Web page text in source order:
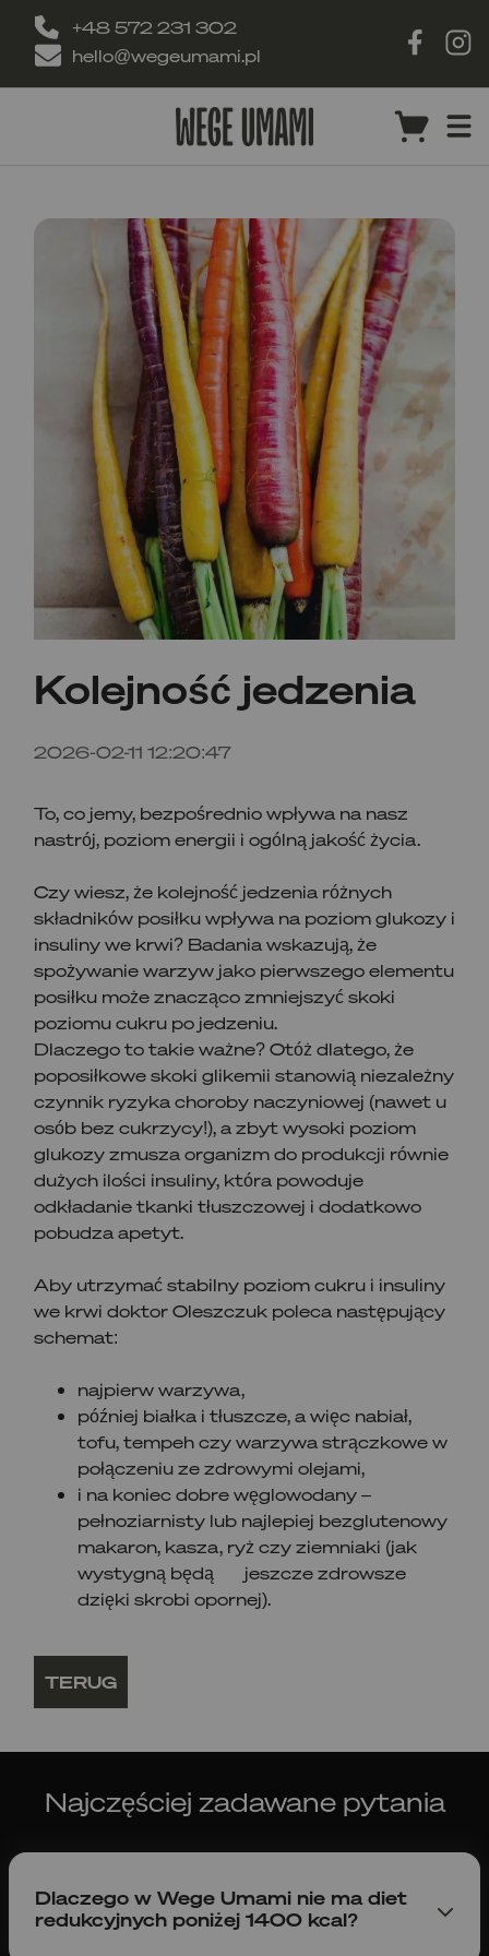
+48 572 231 302
hello@wegeumami.pl
Kolejność jedzenia
2026-02-11 12:20:47
To, co jemy, bezpośrednio wpływa na nasz
nastrój, poziom energii i ogólną jakość życia.
Czy wiesz, że kolejność jedzenia różnych
składników posiłku wpływa na poziom glukozy i
insuliny we krwi? Badania wskazują, że
spożywanie warzyw jako pierwszego elementu
posiłku może znacząco zmniejszyć skoki
poziomu cukru po jedzeniu.
Dlaczego to takie ważne? Otóż dlatego, że
poposiłkowe skoki glikemii stanowią niezależny
czynnik ryzyka choroby naczyniowej (nawet u
osób bez cukrzycy!), a zbyt wysoki poziom
glukozy zmusza organizm do produkcji równie
dużych ilości insuliny, która powoduje
odkładanie tkanki tłuszczowej i dodatkowo
pobudza apetyt.
Aby utrzymać stabilny poziom cukru i insuliny
we krwi doktor Oleszczuk poleca następujący
schemat:
najpierw warzywa,
później białka i tłuszcze, a więc nabiał,
tofu, tempeh czy warzywa strączkowe w
połączeniu ze zdrowymi olejami,
i na koniec dobre węglowodany –
pełnoziarnisty lub najlepiej bezglutenowy
makaron, kasza, ryż czy ziemniaki (jak
wystygną będą jeszcze zdrowsze
dzięki skrobi opornej).
TERUG
Najczęściej zadawane pytania
Dlaczego w Wege Umami nie ma diet
redukcyjnych poniżej 1400 kcal?